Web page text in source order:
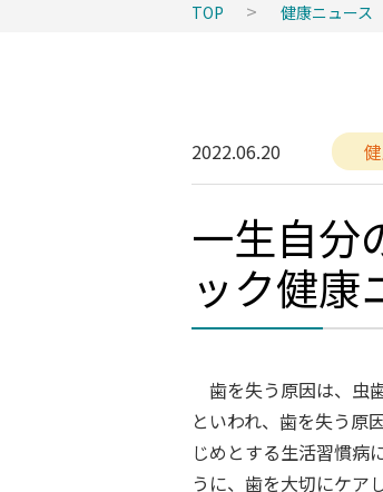
TOP 健康ニュース
2022.06.20
一生自分
ック健康
歯を失う原因は、虫
といわれ、歯を失う原
じめとする生活習慣病
うに、歯を大切にケア